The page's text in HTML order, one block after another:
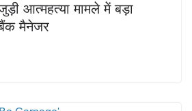
आत्महत्या मामले में बड़ा
मैनेजर